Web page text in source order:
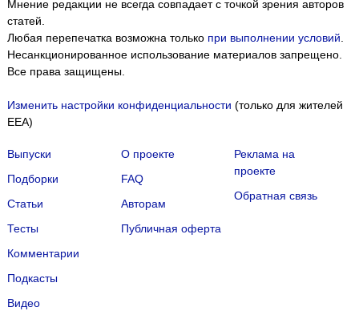
Мнение редакции не всегда совпадает с точкой зрения авторов
статей.
Любая перепечатка возможна только при выполнении условий
Несанкционированное использование материалов запрещено.
Все права защищены.
Изменить настройки конфиденциальности (только для жителей
EEA)
Выпуски
Подборки
Статьи
Тесты
Комментарии
Подкасты
Видео
О проекте
FAQ
Авторам
Публичная оферта
Реклама на
проекте
Обратная связь